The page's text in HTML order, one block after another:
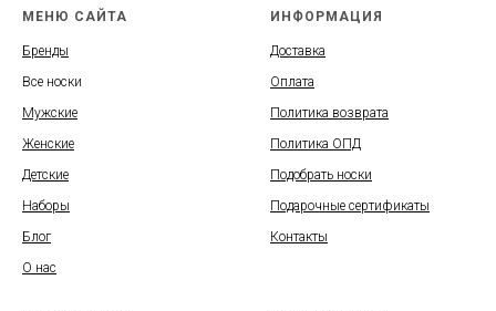
МЕНЮ САЙТА
Бренды
Все носки
Мужские
Женские
Детские
Наборы
Блог
О нас
ИНФОРМАЦИЯ
Доставка
Оплата
Политика возврата
Политика ОПД
Подобрать носки
Подарочные сертификаты
Контакты